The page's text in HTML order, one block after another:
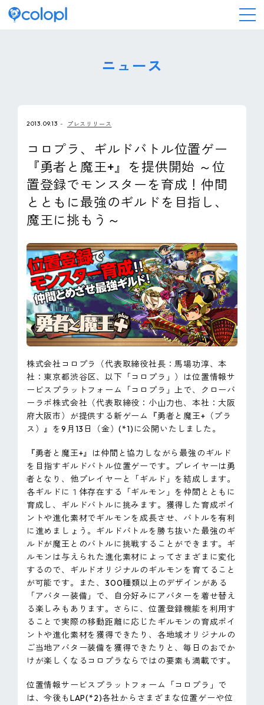
IR情報
採用情報
ピンマーク
EN
ニュース
2013.09.13 プレスリリース
コロプラ、ギルドバトル位置ゲー
『勇者と魔王+』を提供開始 ～位
置登録でモンスターを育成！仲間
とともに最強のギルドを目指し、
魔王に挑もう～
株式会社コロプラ（代表取締役社長：馬場功淳、本
社：東京都渋谷区、以下「コロプラ」）は位置情報サ
ービスプラットフォーム「コロプラ」上で、クローバ
ーラボ株式会社（代表取締役：小山力也、本社：大阪
府大阪市）が提供する新ゲーム『勇者と魔王+（プラ
ス）』を9月13日（金）(*1)に公開いたしました。
『勇者と魔王+』は仲間と協力しながら最強のギルド
を目指すギルドバトル位置ゲーです。プレイヤーは勇
者となり、他プレイヤーと「ギルド」を結成します。
各ギルドに１体存在する「ギルモン」を仲間とともに
育成し、ギルドバトルに挑みます。獲得した育成ポイ
ントや進化素材でギルモンを成長させ、バトルを有利
に進めましょう。ギルドバトルを勝ち抜いた最強のギ
ルドが魔王とのバトルに挑戦することができます。ギ
ルモンは与えられた進化素材によってさまざまに変化
するので、ギルドオリジナルのギルモンを育てること
が可能です。また、300種類以上のデザインがある
「アバター装備」で、自分好みにアバターを着せ替え
る楽しみもあります。さらに、位置登録機能を利用す
ることで実際の移動距離に応じたギルモンの育成ポイ
ントや進化素材を獲得できたり、各地域オリジナルの
ご当地アバター装備を獲得できたりと、毎日のおでか
けが楽しくなるコロプラならではの要素も満載です。
位置情報サービスプラットフォーム「コロプラ」で
は、今後もLAP(*2)各社からさまざまな位置ゲーや位